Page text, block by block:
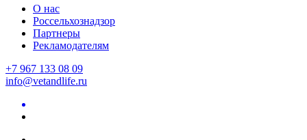
О нас
Россельхознадзор
Партнеры
Рекламодателям
+7 967 133 08 09
info@vetandlife.ru